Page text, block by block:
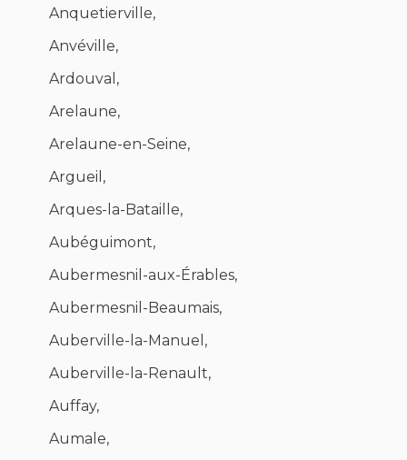
Anquetierville,
Anvéville,
Ardouval,
Arelaune,
Arelaune-en-Seine,
Argueil,
Arques-la-Bataille,
Aubéguimont,
Aubermesnil-aux-Érables,
Aubermesnil-Beaumais,
Auberville-la-Manuel,
Auberville-la-Renault,
Auffay,
Aumale,